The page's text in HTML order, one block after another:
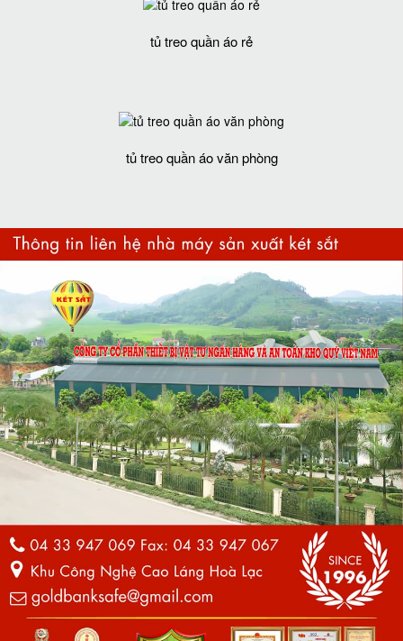
tủ treo quần áo rẻ
tủ treo quần áo văn phòng